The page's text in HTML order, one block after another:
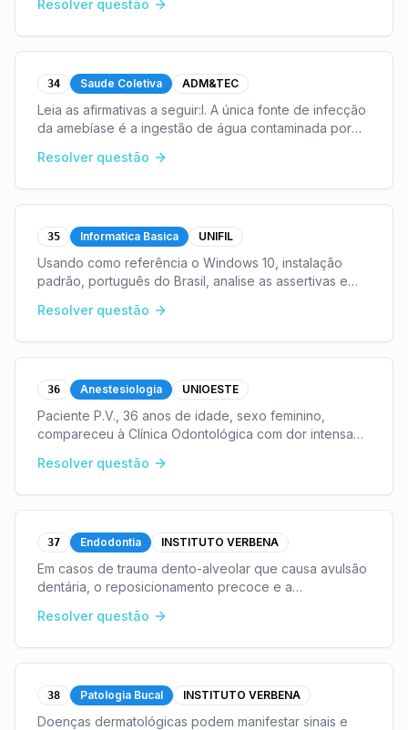
Resolver questão
34 Saude Coletiva ADM&TEC
Leia as afirmativas a seguir:I. A única fonte de infecção
da amebíase é a ingestão de água contaminada por
ingestão de água contaminada por fezes de d
Resolver questão
35 Informatica Basica UNIFIL
Usando como referência o Windows 10, instalação
padrão, português do Brasil, analise as assertivas e
encontrar algum programa ou aplicativo dispo
Resolver questão
36 Anestesiologia UNIOESTE
Paciente P.V., 36 anos de idade, sexo feminino,
compareceu à Clínica Odontológica com dor intensa
dificuldade de abertura bucal. Mesmo com a boca
Resolver questão
37 Endodontia INSTITUTO VERBENA
Em casos de trauma dento-alveolar que causa avulsão
dentária, o reposicionamento precoce e a
condutas importantes para um prognóstico favorável.O
Resolver questão
38 Patologia Bucal INSTITUTO VERBENA
Doenças dermatológicas podem manifestar sinais e